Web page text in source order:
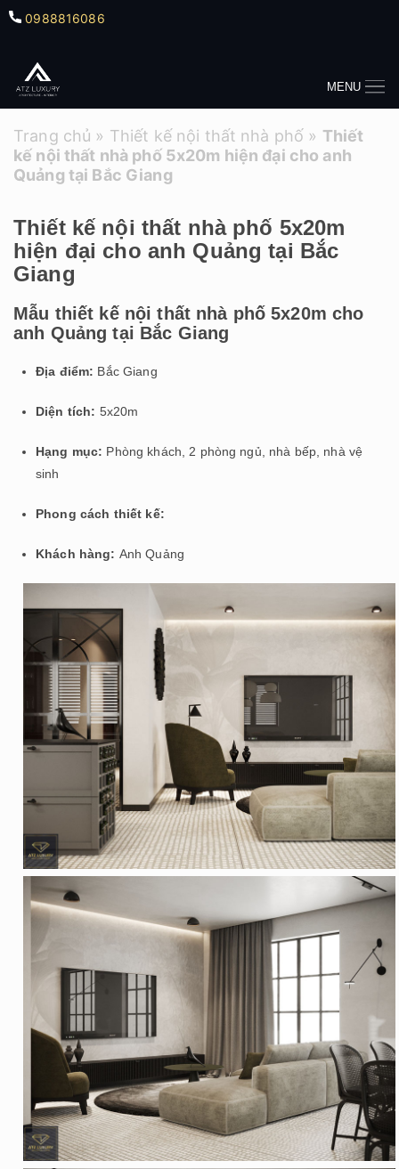
0988816086
MENU
Trang chủ » Thiết kế nội thất nhà phố » Thiết
kế nội thất nhà phố 5x20m hiện đại cho anh
Quảng tại Bắc Giang
Thiết kế nội thất nhà phố 5x20m
hiện đại cho anh Quảng tại Bắc
Giang
Mẫu thiết kế nội thất nhà phố 5x20m cho
anh Quảng tại Bắc Giang
Địa điểm: Bắc Giang
Diện tích: 5x20m
Hạng mục: Phòng khách, 2 phòng ngủ, nhà bếp, nhà vệ
sinh
Phong cách thiết kế:
Khách hàng: Anh Quảng